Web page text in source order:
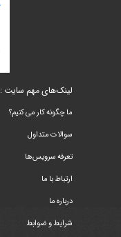
لینک‌های مهم سایت :
ما چگونه کار می کنیم؟
سوالات متداول
تعرفه سرویس‌ها
ارتباط با ما
درباره ما
شرایط و ضوابط